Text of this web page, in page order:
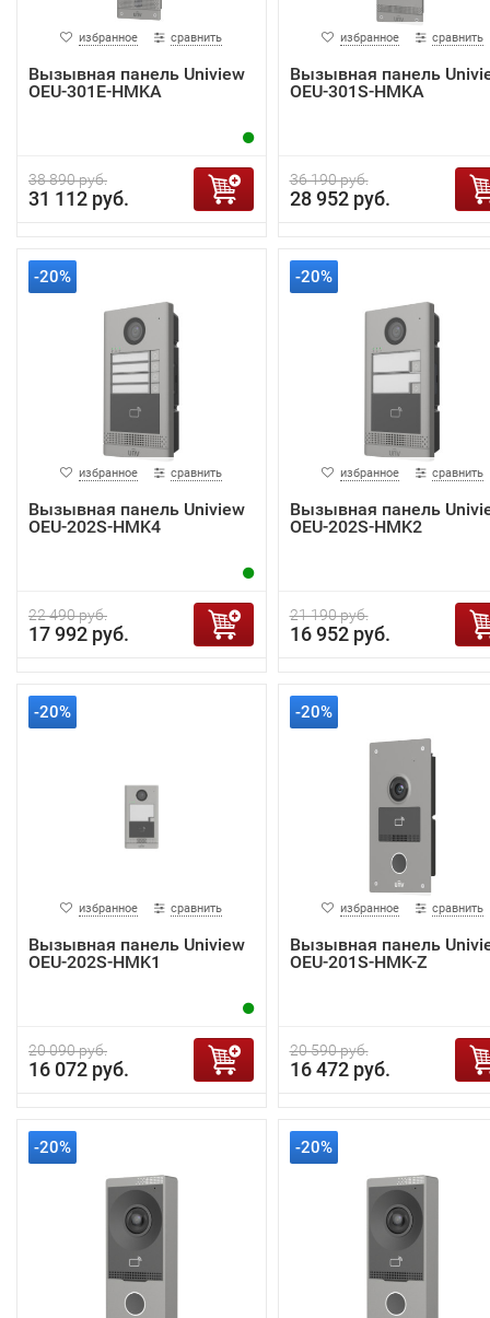
избранное сравнить
Вызывная панель Uniview
OEU-301E-HMKA
38 890 руб.
31 112 руб.
избранное сравнить
Вызывная панель
OEU-301S-HMKA
36 190 руб.
28 952 руб.
-20%
избранное сравнить
Вызывная панель Uniview
OEU-202S-HMK4
22 490 руб.
17 992 руб.
-20%
избранное сравнить
Вызывная панель
OEU-202S-HMK2
21 190 руб.
16 952 руб.
-20%
избранное сравнить
Вызывная панель Uniview
OEU-202S-HMK1
20 090 руб.
16 072 руб.
-20%
избранное сравнить
Вызывная панель
OEU-201S-HMK-Z
20 590 руб.
16 472 руб.
-20% -20%